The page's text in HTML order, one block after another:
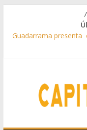
Guadarrama presenta
Hey Kid e Inazio en
Boadilla destinó más
beneficios fiscales en